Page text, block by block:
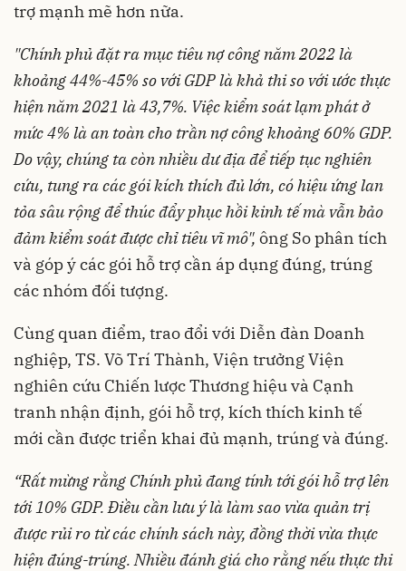
trợ mạnh mẽ hơn nữa.
"Chính phủ đặt ra mục tiêu nợ công năm 2022 là
khoảng 44%-45% so với GDP là khả thi so với ước thực
hiện năm 2021 là 43,7%. Việc kiểm soát lạm phát ở
mức 4% là an toàn cho trần nợ công khoảng 60% GDP.
Do vậy, chúng ta còn nhiều dư địa để tiếp tục nghiên
cứu, tung ra các gói kích thích đủ lớn, có hiệu ứng lan
tỏa sâu rộng để thúc đẩy phục hồi kinh tế mà vẫn bảo
đảm kiểm soát được chỉ tiêu vĩ mô", ông So phân tích
và góp ý các gói hỗ trợ cần áp dụng đúng, trúng
các nhóm đối tượng.
Cùng quan điểm, trao đổi với Diễn đàn Doanh
nghiệp, TS. Võ Trí Thành, Viện trưởng Viện
nghiên cứu Chiến lược Thương hiệu và Cạnh
tranh nhận định, gói hỗ trợ, kích thích kinh tế
mới cần được triển khai đủ mạnh, trúng và đúng.
“Rất mừng rằng Chính phủ đang tính tới gói hỗ trợ lên
tới 10% GDP. Điều cần lưu ý là làm sao vừa quản trị
được rủi ro từ các chính sách này, đồng thời vừa thực
hiện đúng-trúng. Nhiều đánh giá cho rằng nếu thực thi